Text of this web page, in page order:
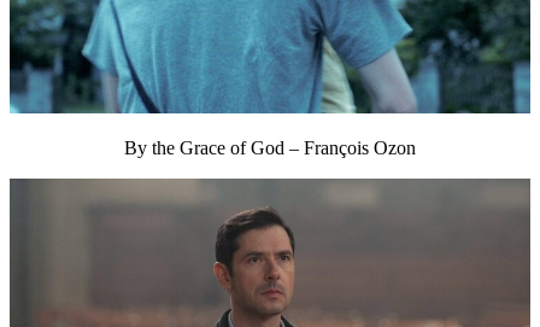
By the Grace of God – François Ozon